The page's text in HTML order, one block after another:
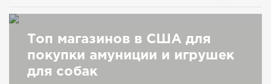
Топ магазинов в США для
покупки амуниции и игрушек
для собак